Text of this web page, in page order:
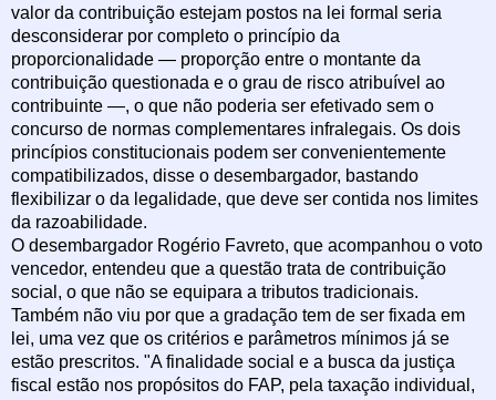
valor da contribuição estejam postos na lei formal seria
desconsiderar por completo o princípio da
proporcionalidade — proporção entre o montante da
contribuição questionada e o grau de risco atribuível ao
contribuinte —, o que não poderia ser efetivado sem o
concurso de normas complementares infralegais. Os dois
princípios constitucionais podem ser convenientemente
compatibilizados, disse o desembargador, bastando
flexibilizar o da legalidade, que deve ser contida nos limites
da razoabilidade.
O desembargador Rogério Favreto, que acompanhou o voto
vencedor, entendeu que a questão trata de contribuição
social, o que não se equipara a tributos tradicionais.
Também não viu por que a gradação tem de ser fixada em
lei, uma vez que os critérios e parâmetros mínimos já se
estão prescritos. "A finalidade social e a busca da justiça
fiscal estão nos propósitos do FAP, pela taxação individual,